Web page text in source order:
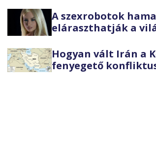
A szexrobotok
eláraszthatják a
Hogyan vált Irán a
fenyegető